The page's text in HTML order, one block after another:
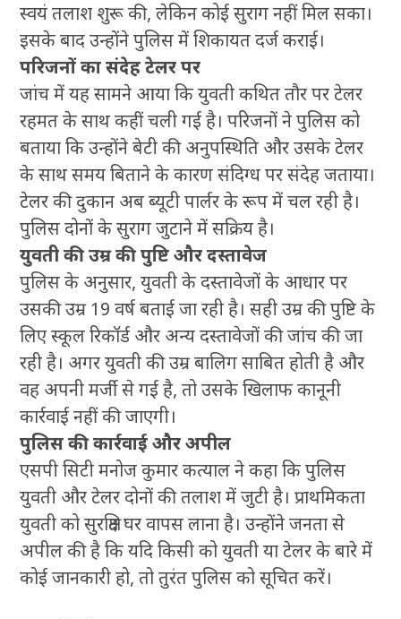
स्वयं तलाश शुरू की, लेकिन कोई सुराग नहीं मिल सका।
इसके बाद उन्होंने पुलिस में शिकायत दर्ज कराई।
परिजनों का संदेह टेलर पर
जांच में यह सामने आया कि युवती कथित तौर पर टेलर
रहमत के साथ कहीं चली गई है। परिजनों ने पुलिस को
बताया कि उन्होंने बेटी की अनुपस्थिति और उसके टेलर
के साथ समय बिताने के कारण संदिग्ध पर संदेह जताया।
टेलर की दुकान अब ब्यूटी पार्लर के रूप में चल रही है।
पुलिस दोनों के सुराग जुटाने में सक्रिय है।
युवती की उम्र की पुष्टि और दस्तावेज
पुलिस के अनुसार, युवती के दस्तावेजों के आधार पर
उसकी उम्र 19 वर्ष बताई जा रही है। सही उम्र की पुष्टि के
लिए स्कूल रिकॉर्ड और अन्य दस्तावेजों की जांच की जा
रही है। अगर युवती की उम्र बालिग साबित होती है और
वह अपनी मर्जी से गई है, तो उसके खिलाफ कानूनी
कार्रवाई नहीं की जाएगी।
पुलिस की कार्रवाई और अपील
एसपी सिटी मनोज कुमार कत्याल ने कहा कि पुलिस
युवती और टेलर दोनों की तलाश में जुटी है। प्राथमिकता
युवती को सुरक्षित घर वापस लाना है। उन्होंने जनता से
अपील की है कि यदि किसी को युवती या टेलर के बारे में
कोई जानकारी हो, तो तुरंत पुलिस को सूचित करें।